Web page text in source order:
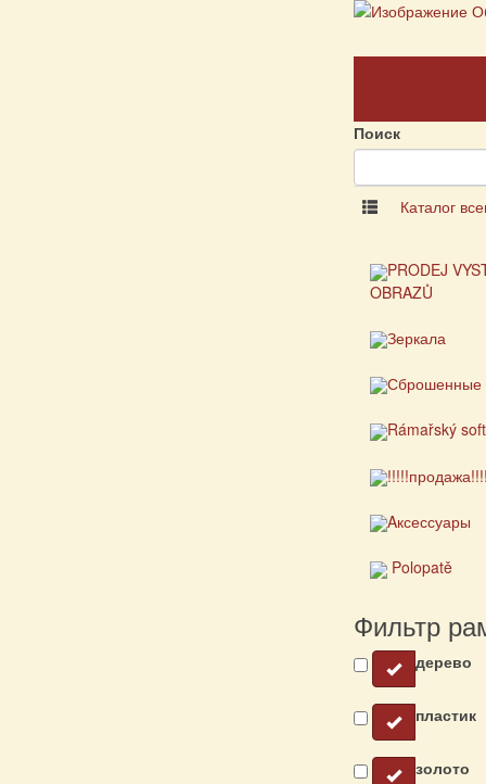
Поиск
Каталог
PRODEJ
OBRAZŮ
Зеркала
Сброшенные
Rámařský
Aксессуары
Polopatě
Фильтр
дерево
пластик
золото